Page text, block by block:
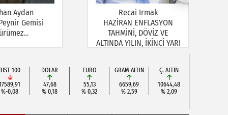
Aydan
Gemisi
Recai Irmak
HAZİRAN ENFLASYON
TAHMİNİ, DÖVİZ VE
ALTINDA YILIN, İKİNCİ YARI
BIST 100
%-0,08
DOLAR
47,68
% 0,18
EURO
55,13
% 0,32
GRAM ALTIN
6659,69
% 2,59
Ç. ALTIN
10644,48
% 2,09